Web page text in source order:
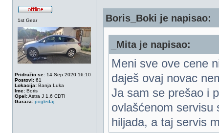
1st Gear
Pridružio se: 14 Sep 2020 16:10
Postovi: 61
Lokacija: Banja Luka
Ime: Boris
Opel:Astra J 1.6 CDTI
Garaza: pogledaj
Boris_Boki je napisao:
_Mita je napisao:
Meni sve ove cene
daješ ovaj novac
Ja sam se prešao i
ovlašćenom servisu
hiljada, a taj servis